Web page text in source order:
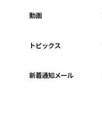
動画
トピックス
新着通知メール